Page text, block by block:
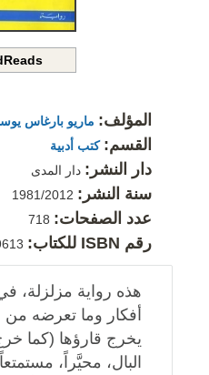
المؤلف: ماريو بارغاس
القسم: كتب أدبية
دار النشر: دار المدى
سنة النشر:
عدد الصفحات:
رقم ISBN للكتاب:
هذه رواية مزلزلة،
أفكار وما تعرضه
يخرج قارؤها (كما
البال، محيَّراً،